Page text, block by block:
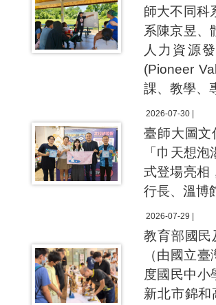
師大不同科
系陳京昱、
人力資源
(Pioneer
課、教學、
2026-07-30 |
臺師大圖文
「巾天想
式登場亮相
行長、溫博
2026-07-29 |
教育部國民
（由國立
度國民中小
新北市錦